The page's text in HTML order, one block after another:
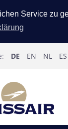
Service zu
DE EN NL ES